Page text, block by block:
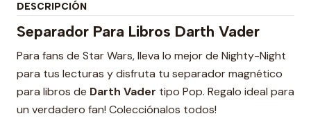
DESCRIPCIÓN
Separador Para Libros Darth Vader
Para fans de Star Wars, lleva lo mejor de Nighty-Night
para tus lecturas y disfruta tu separador magnético
para libros de Darth Vader tipo Pop. Regalo ideal para
un verdadero fan! Colecciónalos todos!